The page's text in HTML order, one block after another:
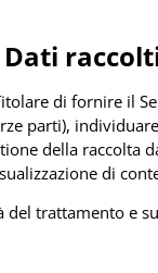
di fornire il
parti),
della
di
trattamento e